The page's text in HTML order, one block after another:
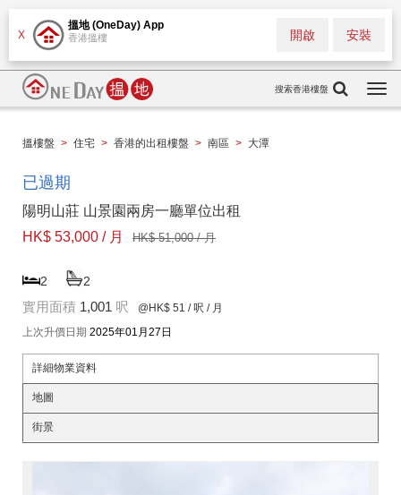
X
搵地 (OneDay) App
香港搵樓 安裝
開啟
搜索香港樓盤
搵樓盤 > 住宅 > 香港的出租樓盤 > 南區 > 大潭
已過期
陽明山莊 山景園兩房一廳單位出租
HK$ 53,000 / 月
HK$ 51,000 / 月
2 2
實用面積 1,001 呎 @HK$ 51 / 呎 / 月
上次升價日期 2025年01月27日
詳細物業資料
地圖
街景